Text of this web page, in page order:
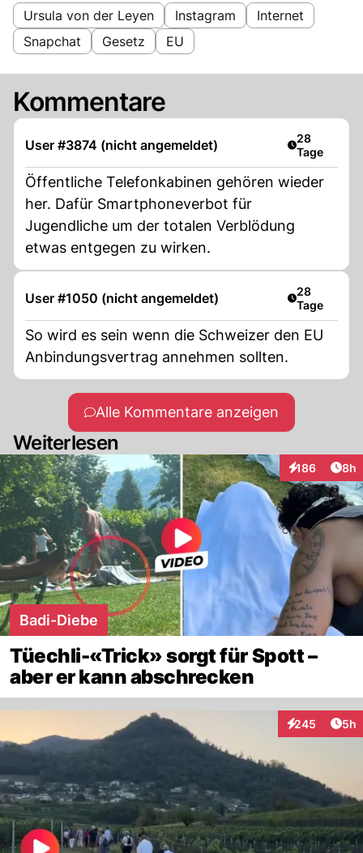
Ursula von der Leyen Instagram
Internet
Snapchat
Gesetz EU
Kommentare
User #3874 (nicht angemeldet) Artikel
28
Tage
Öffentliche Telefonkabinen gehören wieder
her. Dafür Smartphoneverbot für
Jugendliche um der totalen Verblödung
etwas entgegen zu wirken.
User #1050 (nicht angemeldet) Artikel
28
Tage
So wird es sein wenn die Schweizer den EU
Anbindungsvertrag annehmen sollten.
Alle Kommentare anzeigen
Weiterlesen
186
Interaktionen
8h
Badi-Diebe
Tüechli-«Trick» sorgt für Spott –
aber er kann abschrecken
245
Interaktionen
5h